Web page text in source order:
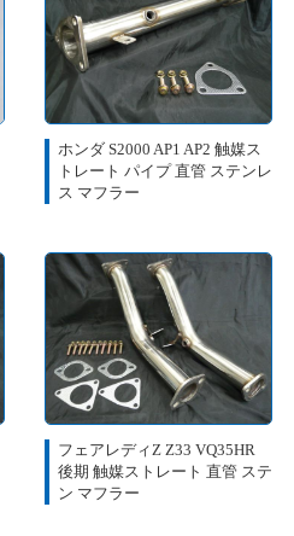
ホンダ S2000 AP1 AP2 触媒ス
トレート パイプ 直管 ステンレ
ス マフラー
フェアレディZ Z33 VQ35HR
後期 触媒ストレート 直管 ステ
ン マフラー